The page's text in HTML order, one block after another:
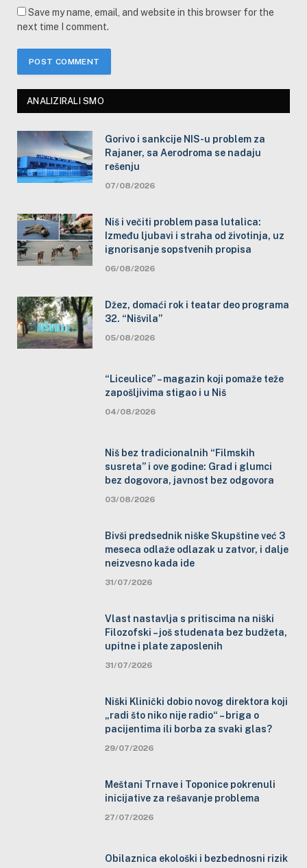
Save my name, email, and website in this browser for the
next time I comment.
ANALIZIRALI SMO
Gorivo i sankcije NIS-u problem za
Rajaner, sa Aerodroma se nadaju
rešenju
07/08/2026
Niš i večiti problem pasa lutalica:
Između ljubavi i straha od životinja, uz
ignorisanje sopstvenih propisa
06/08/2026
Džez, domaći rok i teatar deo programa
32. “Nišvila”
05/08/2026
“Liceulice” – magazin koji pomaže teže
zapošljivima stigao i u Niš
04/08/2026
Niš bez tradicionalnih “Filmskih
susreta” i ove godine: Grad i glumci
bez dogovora, javnost bez odgovora
03/08/2026
Bivši predsednik niške Skupštine već 3
meseca odlaže odlazak u zatvor, i dalje
neizvesno kada ide
31/07/2026
Vlast nastavlja s pritiscima na niški
Filozofski – još studenata bez budžeta,
upitne i plate zaposlenih
31/07/2026
Niški Klinički dobio novog direktora koji
„radi što niko nije radio“ – briga o
pacijentima ili borba za svaki glas?
29/07/2026
Meštani Trnave i Toponice pokrenuli
inicijative za rešavanje problema
27/07/2026
Obilaznica ekološki i bezbednosni rizik